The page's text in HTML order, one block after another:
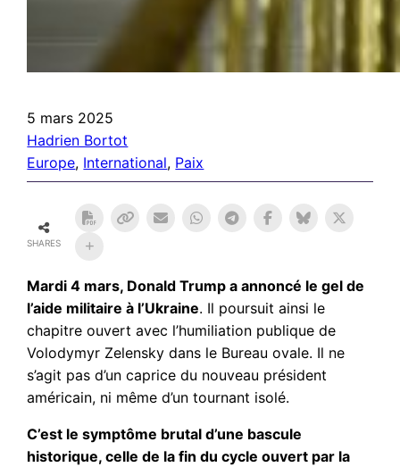
5 mars 2025
Hadrien Bortot
Europe, International, Paix
SHARES
Mardi 4 mars, Donald Trump a annoncé le gel de
l’aide militaire à l’Ukraine. Il poursuit ainsi le
chapitre ouvert avec l’humiliation publique de
Volodymyr Zelensky dans le Bureau ovale. Il ne
s’agit pas d’un caprice du nouveau président
américain, ni même d’un tournant isolé.
C’est le symptôme brutal d’une bascule
historique, celle de la fin du cycle ouvert par la